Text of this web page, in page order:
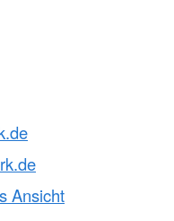
Ansicht